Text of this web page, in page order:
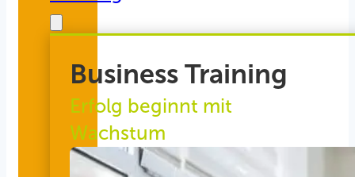
Business Training
Erfolg beginnt mit
Wachstum